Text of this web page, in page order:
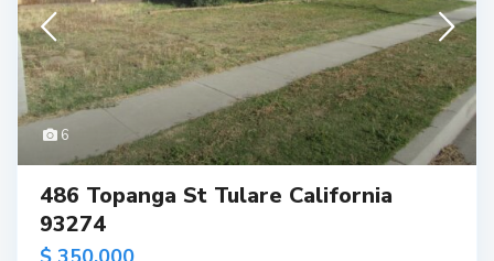
6
486 Topanga St Tulare California
93274